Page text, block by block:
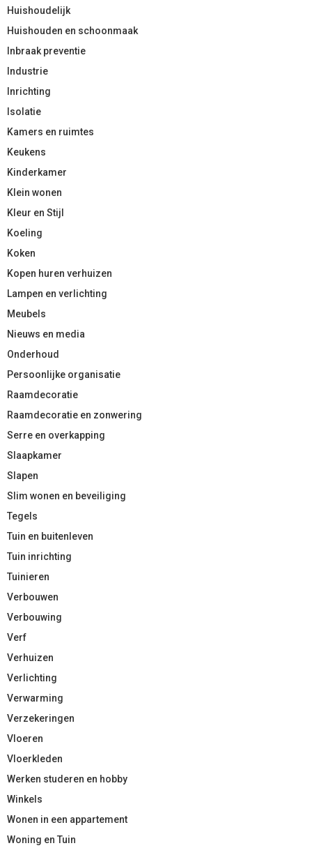
Huishoudelijk
Huishouden en schoonmaak
Inbraak preventie
Industrie
Inrichting
Isolatie
Kamers en ruimtes
Keukens
Kinderkamer
Klein wonen
Kleur en Stijl
Koeling
Koken
Kopen huren verhuizen
Lampen en verlichting
Meubels
Nieuws en media
Onderhoud
Persoonlijke organisatie
Raamdecoratie
Raamdecoratie en zonwering
Serre en overkapping
Slaapkamer
Slapen
Slim wonen en beveiliging
Tegels
Tuin en buitenleven
Tuin inrichting
Tuinieren
Verbouwen
Verbouwing
Verf
Verhuizen
Verlichting
Verwarming
Verzekeringen
Vloeren
Vloerkleden
Werken studeren en hobby
Winkels
Wonen in een appartement
Woning en Tuin